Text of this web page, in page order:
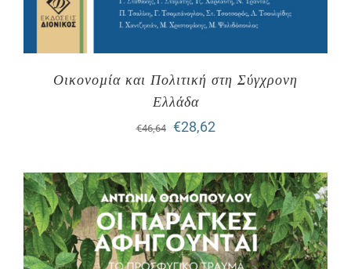
Οικονοµία και Πολιτική στη Σύγχρονη
Ελλάδα
€46,64
Original
was:
€46,64.
€28,62Η
τιμή
είναι:
€28,62.